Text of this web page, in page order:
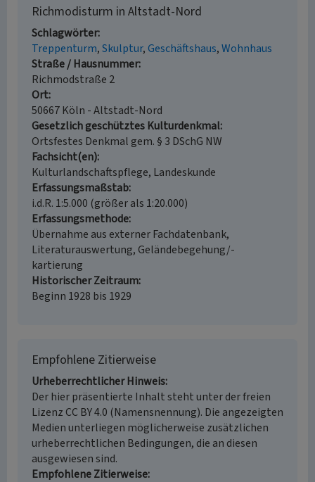
Richmodisturm in Altstadt-Nord
Schlagwörter
Treppenturm Skulptur Geschäftshaus Wohnhaus
Straße / Hausnummer
Richmodstraße 2
Ort
50667 Köln - Altstadt-Nord
Gesetzlich geschütztes Kulturdenkmal
Ortsfestes Denkmal gem. § 3 DSchG NW
Fachsicht(en)
Kulturlandschaftspflege, Landeskunde
Erfassungsmaßstab
i.d.R. 1:5.000 (größer als 1:20.000)
Erfassungsmethode
Übernahme aus externer Fachdatenbank,
Literaturauswertung, Geländebegehung/-
kartierung
Historischer Zeitraum
Beginn 1928 bis 1929
Empfohlene Zitierweise
Urheberrechtlicher Hinweis
Der hier präsentierte Inhalt steht unter der freien
Lizenz CC BY 4.0 (Namensnennung). Die angezeigten
Medien unterliegen möglicherweise zusätzlichen
urheberrechtlichen Bedingungen, die an diesen
ausgewiesen sind.
Empfohlene Zitierweise